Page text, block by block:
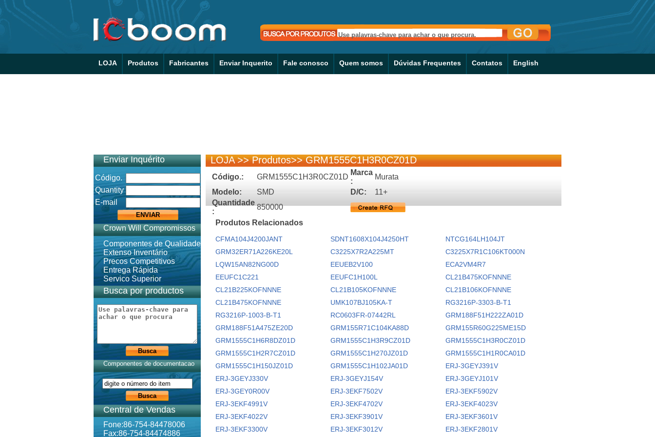
LOJA Produtos Fabricantes Enviar Inquerito Fale conosco Quem somos Dúvidas Frequentes Contatos English
Enviar Inquérito
Código.
Quantity
E-mail
Crown Will Compromissos
Componentes de Qualidade
Extenso Inventário
Precos Competitivos
Entrega Rápida
Servico Superior
Busca por productos
Componentes de documentacao
Central de Vendas
Fone:86-754-84478006
Fax:86-754-84474886
LOJA>>Produtos>>GRM1555C1H3R0CZ01D
Código.: GRM1555C1H3R0CZ01D
Marca
:
Murata
Modelo:
SMD D/C:
11+
Quantidade
:
850000
Produtos Relacionados
CFMA104J4200JANT SDNT1608X104J4250HT
NTCG164LH104JT
GRM32ER71A226KE20L
C3225X7R2A225MT
C3225X7R1C106KT000N
LQW15AN82NG00D
EEUEB2V100
ECA2VM4R7
EEUFC1C221
EEUFC1H100L
CL21B475KOFNNNE
CL21B225KOFNNNE
CL21B105KOFNNNE
CL21B106KOFNNNE
CL21B475KOFNNNE
UMK107BJ105KA-T
RG3216P-3303-B-T1
RG3216P-1003-B-T1
RC0603FR-07442RL
GRM188F51H222ZA01D
GRM188F51A475ZE20D
GRM155R71C104KA88D
GRM155R60G225ME15D
GRM1555C1H6R8DZ01D
GRM1555C1H3R9CZ01D
GRM1555C1H3R0CZ01D
GRM1555C1H2R7CZ01D
GRM1555C1H270JZ01D
GRM1555C1H1R0CA01D
GRM1555C1H150JZ01D
GRM1555C1H102JA01D
ERJ-3GEYJ391V
ERJ-3GEYJ330V
ERJ-3GEYJ154V
ERJ-3GEYJ101V
ERJ-3GEY0R00V
ERJ-3EKF7502V
ERJ-3EKF5902V
ERJ-3EKF4991V
ERJ-3EKF4702V
ERJ-3EKF4023V
ERJ-3EKF4022V
ERJ-3EKF3901V
ERJ-3EKF3601V
ERJ-3EKF3300V
ERJ-3EKF3012V ERJ-3EKF2801V